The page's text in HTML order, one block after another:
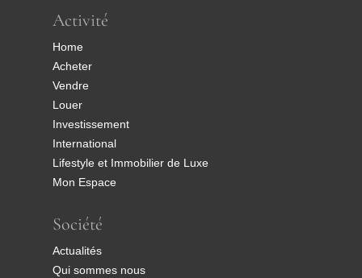
Activité
Home
Acheter
Vendre
Louer
Investissement
International
Lifestyle et Immobilier de Luxe
Mon Espace
Société
Actualités
Qui sommes nous